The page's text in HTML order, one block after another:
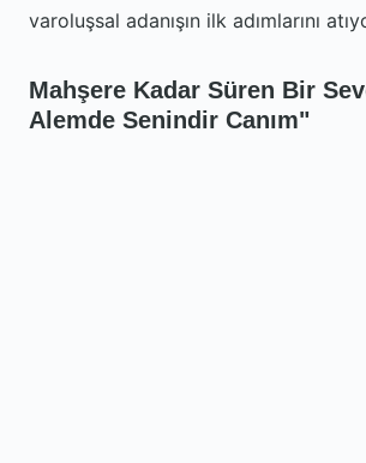
varoluşsal adanışın ilk adımlarını
Mahşere Kadar Süren Bir
Alemde Senindir Canım"